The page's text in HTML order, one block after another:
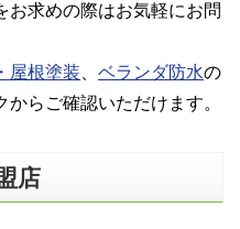
お求めの際はお気軽にお問
屋根塗装 ベランダ防水の
らご確認いただけます。
店